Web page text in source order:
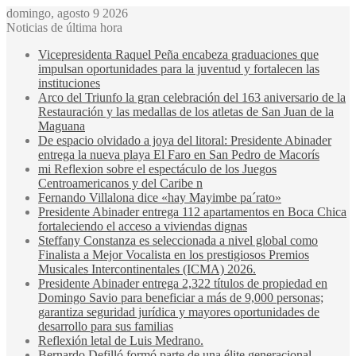
domingo, agosto 9 2026
Noticias de última hora
Vicepresidenta Raquel Peña encabeza graduaciones que
impulsan oportunidades para la juventud y fortalecen las
instituciones
Arco del Triunfo la gran celebración del 163 aniversario de la
Restauración y las medallas de los atletas de San Juan de la
Maguana
De espacio olvidado a joya del litoral: Presidente Abinader
entrega la nueva playa El Faro en San Pedro de Macorís
mi Reflexion sobre el espectáculo de los Juegos
Centroamericanos y del Caribe n
Fernando Villalona dice «hay Mayimbe pa´rato»
Presidente Abinader entrega 112 apartamentos en Boca Chica
fortaleciendo el acceso a viviendas dignas
Steffany Constanza es seleccionada a nivel global como
Finalista a Mejor Vocalista en los prestigiosos Premios
Musicales Intercontinentales (ICMA) 2026.
Presidente Abinader entrega 2,322 títulos de propiedad en
Domingo Savio para beneficiar a más de 9,000 personas;
garantiza seguridad jurídica y mayores oportunidades de
desarrollo para sus familias
Reflexión letal de Luis Medrano.